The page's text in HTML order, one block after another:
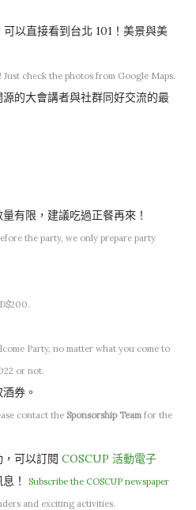
以直接看到台北 101！美景與美
Just check the photos from Google Maps.
的大會講者與社群同好交流的最
有限，建議吃過正餐再來！
the party, we only prepare party
Party, no matter what you come to
or not.
券。
contact the Sponsorship Team for the
可以訂閱 COSCUP 活動電子
！
Subscribe the COSCUP newspaper
and exciting activities.